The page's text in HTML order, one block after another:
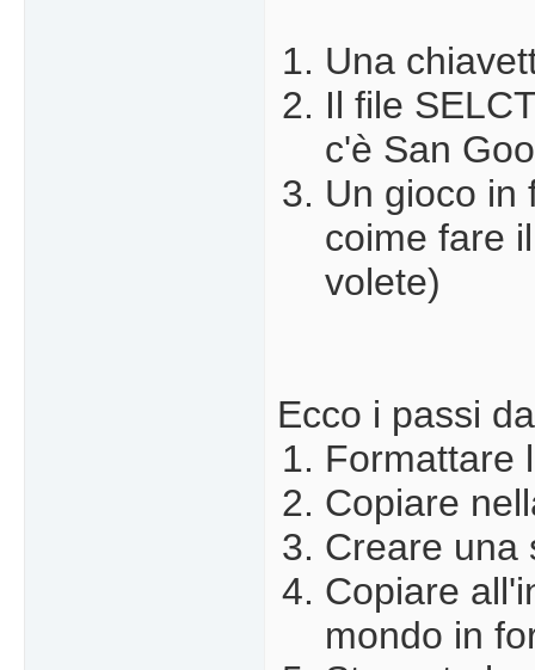
Una
Il file
c'è San
Un gioco in
coime fare
volete)
Ecco i passi
Formattare
Copiare
Creare una
Copiare
mondo in